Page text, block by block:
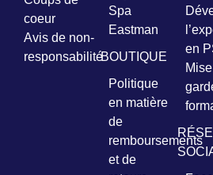
coeur
Avis de non-
responsabilité
Spa
Eastman
BOUTIQUE
Politique
en matière
de
remboursements
et de
en